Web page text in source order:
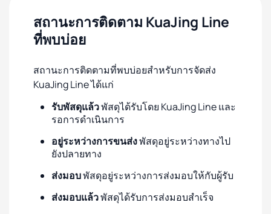
สถานะการติดตาม KuaJing Line
ที่พบบ่อย
สถานะการติดตามที่พบบ่อยสำหรับการจัดส่ง
KuaJing Line ได้แก่
รับพัสดุแล้วพัสดุได้รับโดย KuaJing Line และ
รอการดำเนินการ
อยู่ระหว่างการขนส่งพัสดุอยู่ระหว่างทางไป
ยังปลายทาง
ส่งมอบพัสดุอยู่ระหว่างการส่งมอบให้กับผู้รับ
ส่งมอบแล้วพัสดุได้รับการส่งมอบสำเร็จ